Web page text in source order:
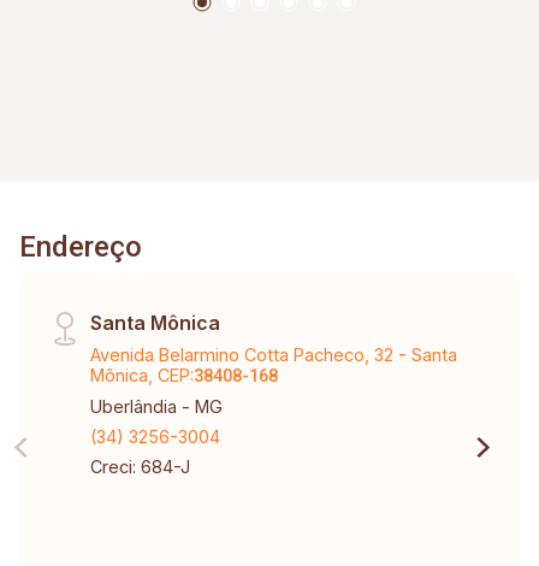
Endereço
Santa Mônica
Avenida Belarmino Cotta Pacheco, 32 - Santa
Mônica, CEP:38408-168
Uberlândia - MG
(34) 3256-3004
Creci: 684-J